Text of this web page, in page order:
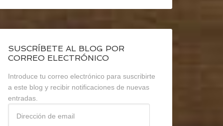
SUSCRÍBETE AL BLOG POR
CORREO ELECTRÓNICO
Introduce tu correo electrónico para suscribirte
a este blog y recibir notificaciones de nuevas
entradas.